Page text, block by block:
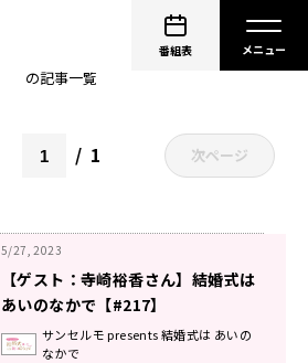
番組表
の記事一覧
1 次ページ
5/27, 2023
【ゲスト：寺崎裕香さん】結婚式は
あいのなかで【#217】
サンセルモ presents 結婚式は あいの
なかで